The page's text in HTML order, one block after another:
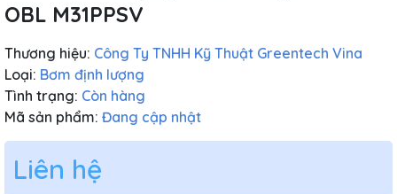
OBL M31PPSV
Thương hiệu: Công Ty TNHH Kỹ Thuật Greentech Vina
Loại: Bơm định lượng
Tình trạng: Còn hàng
Mã sản phẩm: Đang cập nhật
Liên hệ